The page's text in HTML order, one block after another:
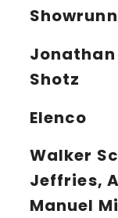
Jonathan
Shotz
Elenco
Walker
Jeffries,
Manuel